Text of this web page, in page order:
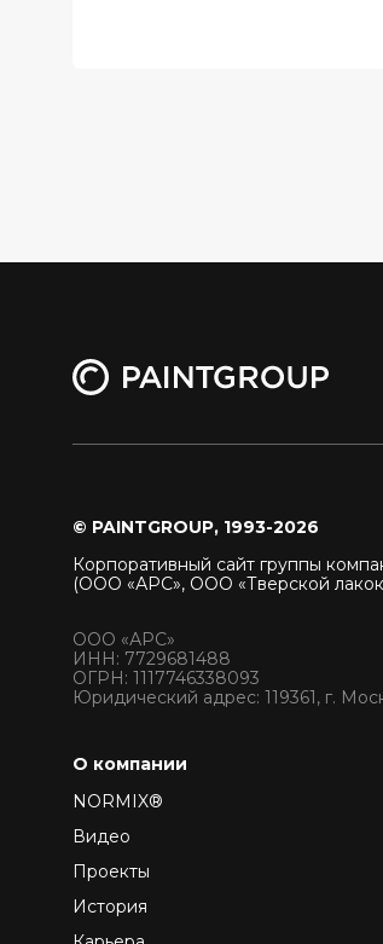
© PAINTGROUP, 1993-2026
Корпоративный сайт группы
(ООО «АРС», ООО «Тверской
ООО «АРС»
ИНН: 7729681488
ОГРН: 1117746338093
Юридический адрес: 119361, г.
О компании
NORMIX®
Видео
Проекты
История